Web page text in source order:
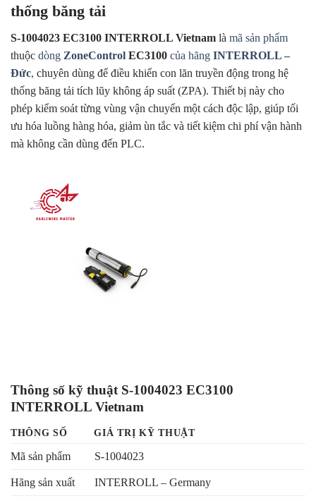
thống băng tải
S-1004023 EC3100 INTERROLL Vietnam là mã sản phẩm
thuộc dòng ZoneControl EC3100 của hãng INTERROLL –
Đức, chuyên dùng để điều khiển con lăn truyền động trong hệ
thống băng tải tích lũy không áp suất (ZPA). Thiết bị này cho
phép kiểm soát từng vùng vận chuyển một cách độc lập, giúp tối
ưu hóa luồng hàng hóa, giảm ùn tắc và tiết kiệm chi phí vận hành
mà không cần dùng đến PLC.
Thông số kỹ thuật S-1004023 EC3100
INTERROLL Vietnam
THÔNG SỐ GIÁ TRỊ KỸ THUẬT
Mã sản phẩm S-1004023
Hãng sản xuất INTERROLL – Germany